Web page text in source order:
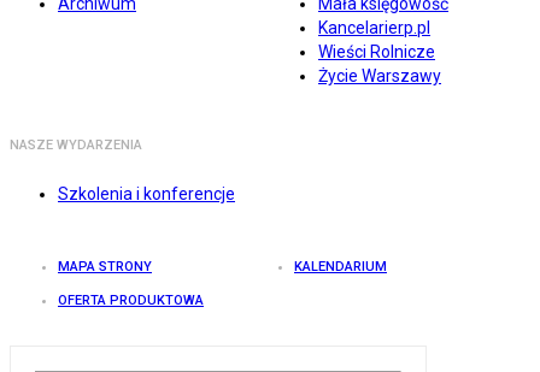
Kancelarierp.pl
Wieści Rolnicze
Życie Warszawy
NASZE WYDARZENIA
Szkolenia i konferencje
MAPA STRONY KALENDARIUM
OFERTA PRODUKTOWA